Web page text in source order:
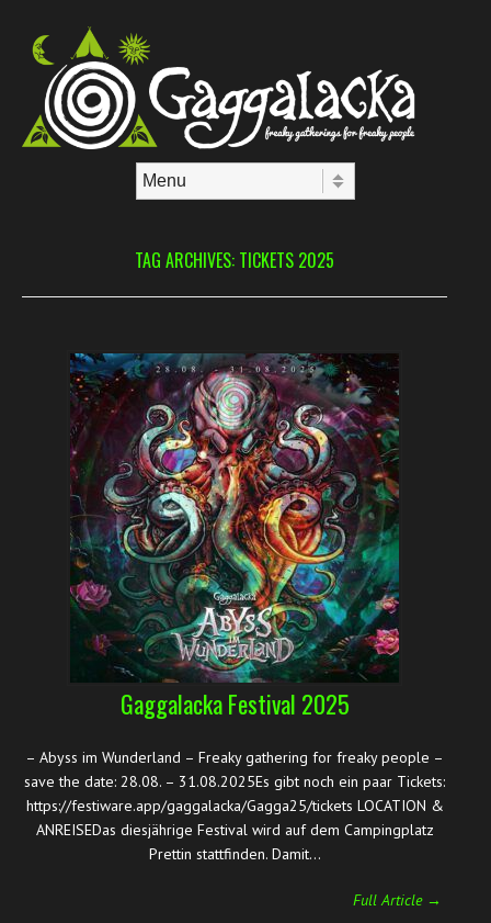
TAG ARCHIVES: TICKETS 2025
Gaggalacka Festival 2025
– Abyss im Wunderland – Freaky gathering for freaky people –
save the date: 28.08. – 31.08.2025Es gibt noch ein paar Tickets:
https://festiware.app/gaggalacka/Gagga25/tickets LOCATION &
ANREISEDas diesjährige Festival wird auf dem Campingplatz
Prettin stattfinden. Damit…
Full Article →